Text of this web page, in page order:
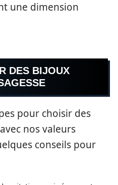
une dimension
DES BIJOUX
pour choisir des
nos valeurs
conseils pour